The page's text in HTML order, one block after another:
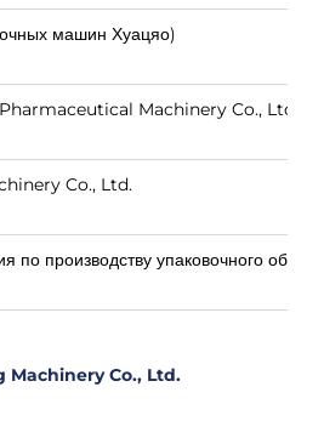
машин Хуацяо)
Machinery Co., Ltd.
Co., Ltd.
по производству упаковочного
Machinery Co., Ltd.